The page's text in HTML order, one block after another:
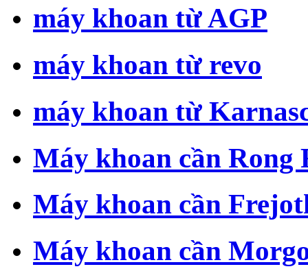
máy khoan từ AGP
máy khoan từ revo
máy khoan từ
Máy khoan cần Rong
Máy khoan cần
Máy khoan cần